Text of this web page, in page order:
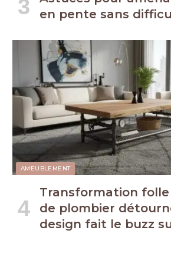
en pente sans
AMEUBLEMENT
Transformation
de plombier
design fait le buzz